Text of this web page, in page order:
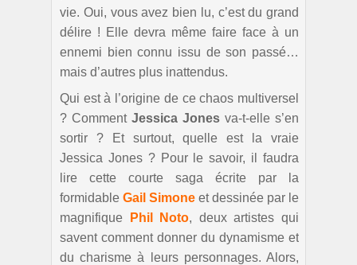
vie. Oui, vous avez bien lu, c’est du grand
délire ! Elle devra même faire face à un
ennemi bien connu issu de son passé…
mais d’autres plus inattendus.
Qui est à l’origine de ce chaos multiversel
? Comment Jessica Jones va-t-elle s’en
sortir ? Et surtout, quelle est la vraie
Jessica Jones ? Pour le savoir, il faudra
lire cette courte saga écrite par la
formidable Gail Simone et dessinée par le
magnifique
Phil Noto, deux artistes qui
savent comment donner du dynamisme et
du charisme à leurs personnages. Alors,